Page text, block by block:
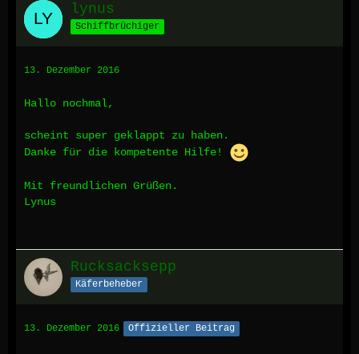
lynus
Schiffbrüchiger
13. Dezember 2016
Hallo nochmal,
scheint super geklappt zu haben.
Danke für die kompetente Hilfe!
Mit freundlichen Grüßen.
Lynus
Rucksacksepp
Käferbeheber
13. Dezember 2016 Offizieller Beitrag